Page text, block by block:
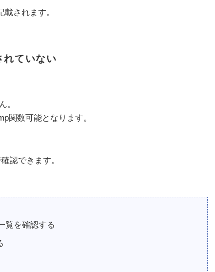
されます。
ていない
。
関数可能となります。
認できます。
覧を確認する